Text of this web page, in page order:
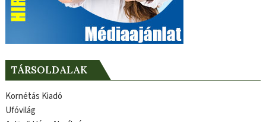
TÁRSOLDALAK
Kornétás Kiadó
Ufóvilág